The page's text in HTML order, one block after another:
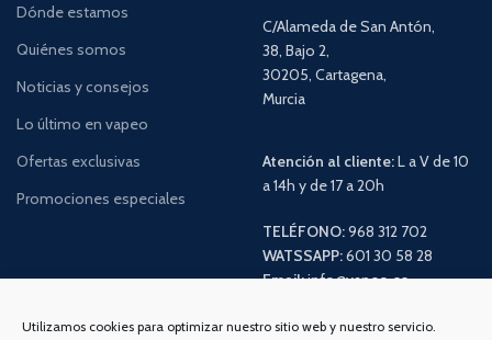
Utilizamos cookies para optimizar nuestro sitio web y nuestro servicio.
Dónde estamos
Quiénes somos
Noticias y consejos
Lo último en vapeo
Ofertas exclusivas
Promociones especiales
C/Alameda de San Antón,
38, Bajo 2,
30205, Cartagena,
Murcia
Atención al cliente:L a V de 10
a 14h y de 17 a 20h
TELÉFONO:968 312 702
WATSSAPP:601 30 58 28
Email:info@vapeo.es